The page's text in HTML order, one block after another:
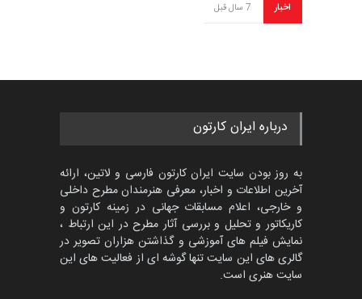
اخبار 7 سال قبل
درباره ایران کارتون
به روز بودن سایت ایران کارتون فارسی و لاتین، ارائه
آخرین اطلاعات و اخبار، معرفی هنرمندان مطرح داخلی
و خارجی، اعلام مسابقات جهانی در زمینه کارتون و
کاریکاتور و تحلیل و بررسی آثار مطرح در این ارتباط ،
نمایش فیلم های آموزشی و گذاشتن هزاران تصویر در
گالری های این سایت تنها گوشه ای از فعالیت های این
سایت هنری است.